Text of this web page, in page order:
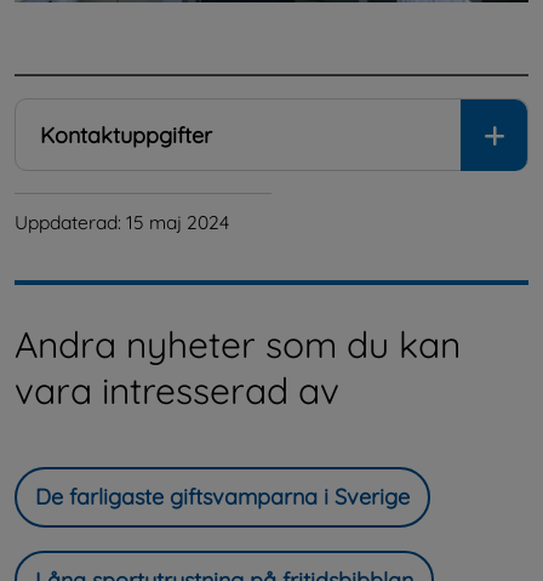
Kontaktuppgifter
Uppdaterad: 15 maj 2024
Andra nyheter som du kan
vara intresserad av
De farligaste giftsvamparna i Sverige